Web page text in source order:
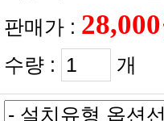
판매가 :
수량 :
개